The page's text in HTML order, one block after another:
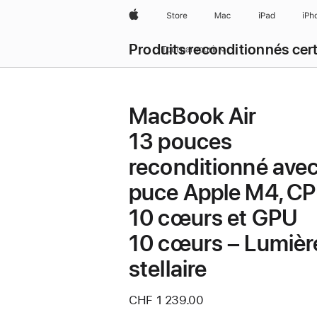
AppleStore Mac iPad
Produits reconditionnés
Tout parcourir
MacBook Air
13 pouces
reconditionné
puce Apple M4,
10 cœurs et GPU
10 cœurs –
stellaire
CHF 1 239.00